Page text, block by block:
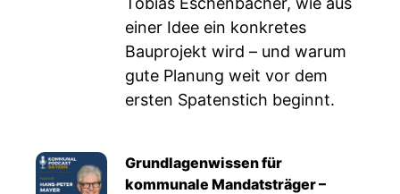
einer Idee ein konkretes
Bauprojekt wird – und warum
gute Planung weit vor dem
ersten Spatenstich beginnt.
Grundlagenwissen für
kommunale Mandatsträger –